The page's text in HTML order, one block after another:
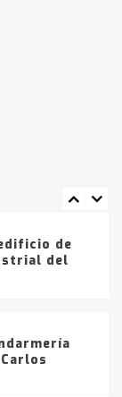
vendrá
parte
en la
de
del